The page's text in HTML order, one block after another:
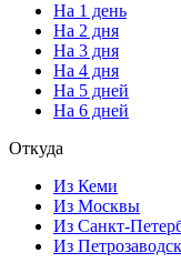
На 1 день
На 2 дня
На 3 дня
На 4 дня
На 5 дней
На 6 дней
Откуда
Из Кеми
Из Москвы
Из Санкт-
Из